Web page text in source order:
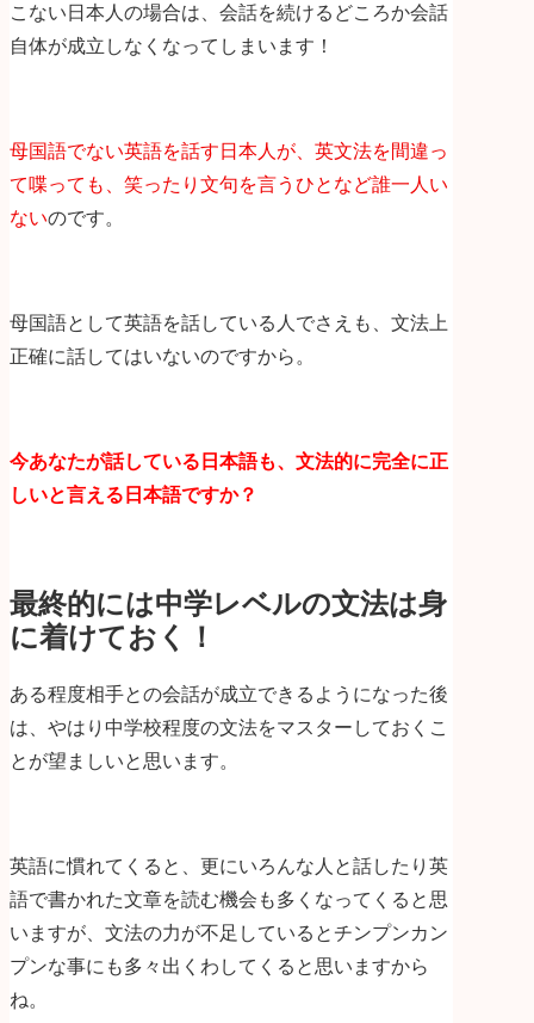
こない日本人の場合は、会話を続けるどころか会話
自体が成立しなくなってしまいます！
母国語でない英語を話す日本人が、英文法を間違っ
て喋っても、笑ったり文句を言うひとなど誰一人い
ないのです。
母国語として英語を話している人でさえも、文法上
正確に話してはいないのですから。
今あなたが話している日本語も、文法的に完全に正
しいと言える日本語ですか？
最終的には中学レベルの文法は身
に着けておく！
ある程度相手との会話が成立できるようになった後
は、やはり中学校程度の文法をマスターしておくこ
とが望ましいと思います。
英語に慣れてくると、更にいろんな人と話したり英
語で書かれた文章を読む機会も多くなってくると思
いますが、文法の力が不足しているとチンプンカン
プンな事にも多々出くわしてくると思いますから
ね。